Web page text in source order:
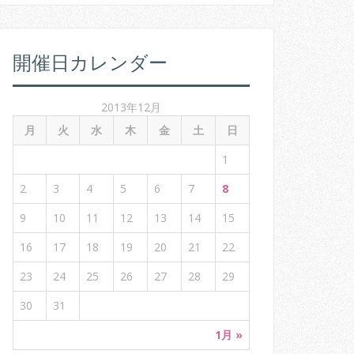
開催日カレンダー
2013年12月
月
火 水 木 金 土 日
1月 »
1
2
3 4 5 6 7
8
9
10 11 12 13 14
15
16
17 18 19 20 21
22
23
24 25 26 27 28
29
30
31